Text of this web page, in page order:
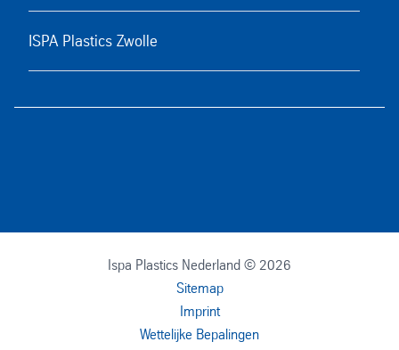
ISPA Plastics Zwolle
Ispa Plastics Nederland © 2026
Sitemap
Imprint
Wettelijke Bepalingen